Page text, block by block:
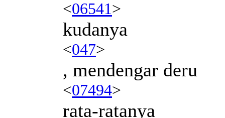
<06541>
kudanya
<047>
, mendengar deru
<07494>
rata-ratanya